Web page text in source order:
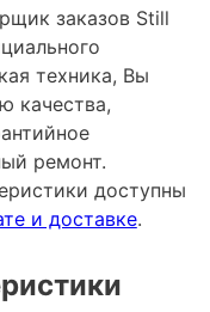
заказов Still
техника, Вы
качества,
ремонт.
доступны
и доставке.